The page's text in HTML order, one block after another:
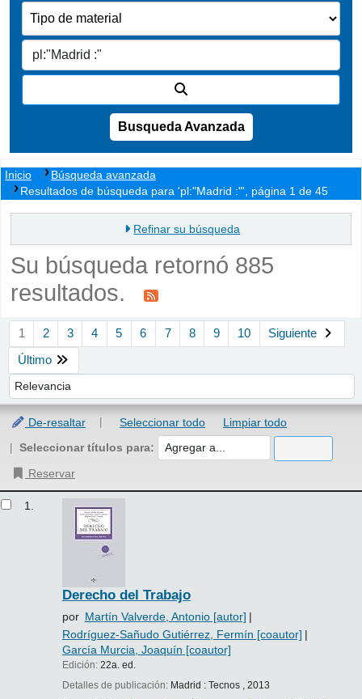
Busqueda Avanzada
Inicio
Búsqueda avanzada
Resultados de búsqueda para 'pl:"Madrid :"', página 1 de 45
Refinar su búsqueda
Su búsqueda retornó 885
resultados.
1 2 3 4 5 6 7 8 9 10
Siguiente
Último
Ordenar por:
De-resaltar Seleccionar todo
Limpiar todo
Seleccionar títulos para:
Reservar
1.
Derecho del Trabajo
por Martín Valverde, Antonio[autor]
Rodríguez-Sañudo Gutiérrez, Fermín [coautor]
García Murcia, Joaquín [coautor]
Edición: 22a. ed.
Detalles de publicación: Madrid : Tecnos , 2013